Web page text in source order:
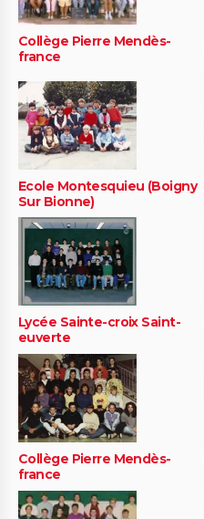
Collège Pierre Mendès-
france
Ecole Montesquieu (Boigny
Sur Bionne)
Lycée Sainte-croix Saint-
euverte
Collège Pierre Mendès-
france